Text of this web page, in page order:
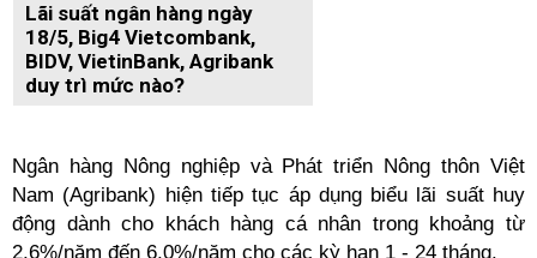
Lãi suất ngân hàng ngày
18/5, Big4 Vietcombank,
BIDV, VietinBank, Agribank
duy trì mức nào?
Ngân hàng Nông nghiệp và Phát triển Nông thôn Việt
Nam (Agribank) hiện tiếp tục áp dụng biểu lãi suất huy
động dành cho khách hàng cá nhân trong khoảng từ
2,6%/năm đến 6,0%/năm cho các kỳ hạn 1 - 24 tháng.